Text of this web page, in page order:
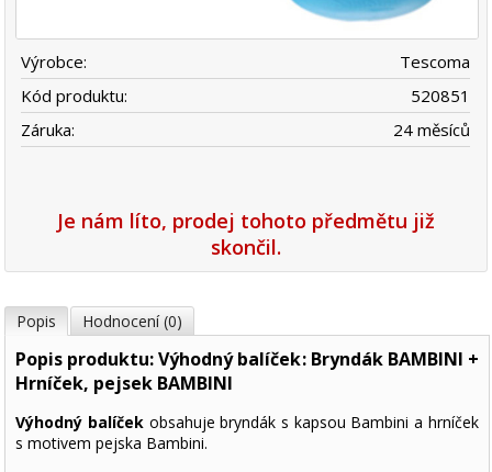
Výrobce:
Tescoma
Kód produktu:
520851
Záruka:
24 měsíců
Je nám líto, prodej tohoto předmětu již
skončil.
Popis Hodnocení (0)
Popis produktu: Výhodný balíček: Bryndák BAMBINI +
Hrníček, pejsek BAMBINI
Výhodný balíčekobsahuje bryndák s kapsou Bambini a hrníček
s motivem pejska Bambini.